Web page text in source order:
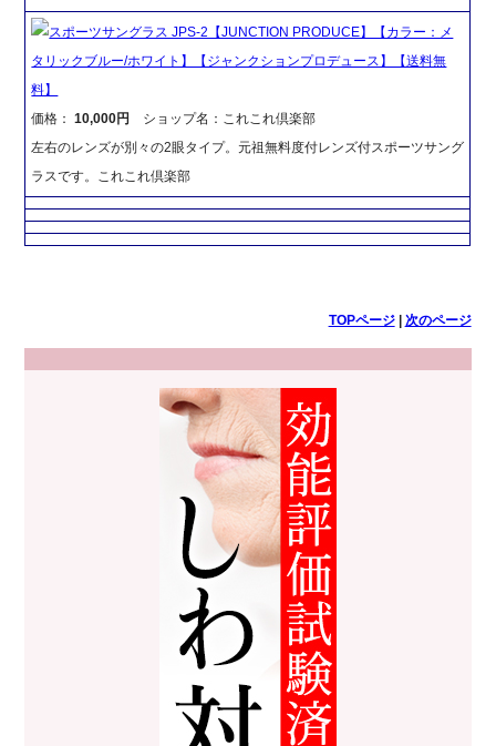
スポーツサングラス JPS-2【JUNCTION PRODUCE】【カラー：メ
タリックブルー/ホワイト】【ジャンクションプロデュース】【送料無
料】
価格：10,000円
ショップ名：これこれ倶楽部
左右のレンズが別々の2眼タイプ。元祖無料度付レンズ付スポーツサング
ラスです。これこれ倶楽部
TOPページ| 次のページ